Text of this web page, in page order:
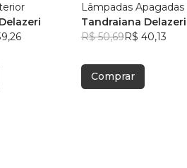
Lâmpadas Apagadas
Tandraiana Delazeri
R$ 50,69R$ 40,13
Comprar